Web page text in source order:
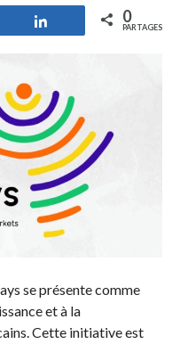
Partagez 0
PARTAGES
se présente comme
et à la
Cette initiative est